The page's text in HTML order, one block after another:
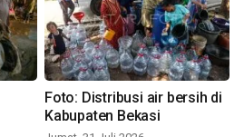
Foto: Distribusi air bersih di
Kabupaten Bekasi